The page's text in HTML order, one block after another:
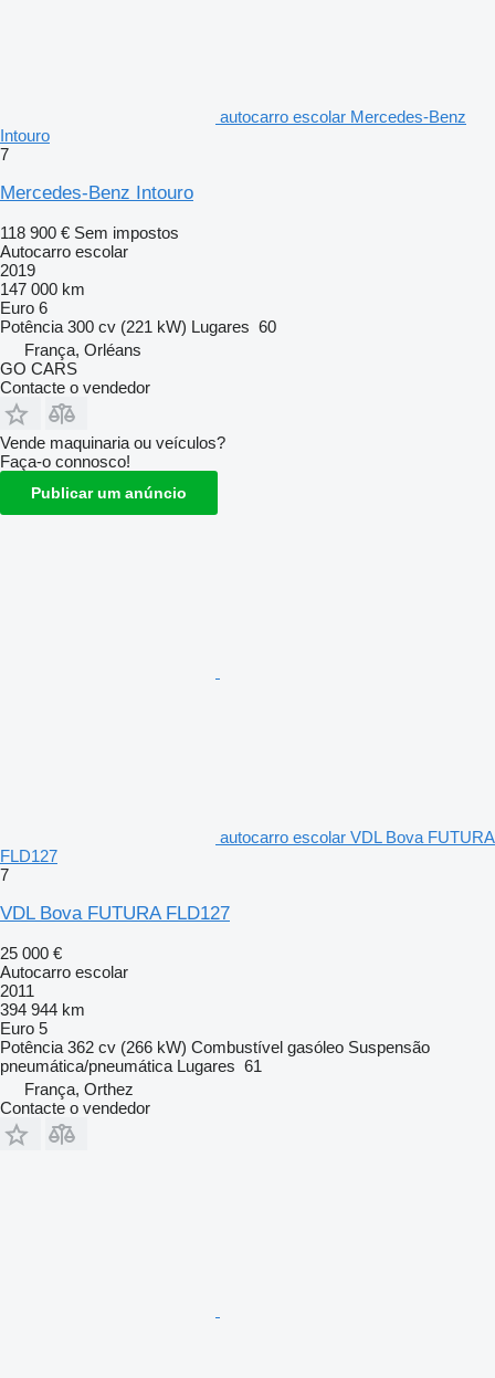
autocarro escolar Mercedes-Benz
Intouro
7
Mercedes-Benz Intouro
118 900 € Sem impostos
Autocarro escolar
2019
147 000 km
Euro 6
Potência 300 cv (221 kW) Lugares 60
França, Orléans
GO CARS
Contacte o vendedor
Vende maquinaria ou veículos?
Faça-o connosco!
Publicar um anúncio
autocarro escolar VDL Bova FUTURA
FLD127
7
VDL Bova FUTURA FLD127
25 000 €
Autocarro escolar
2011
394 944 km
Euro 5
Potência 362 cv (266 kW) Combustível gasóleo Suspensão
pneumática/pneumática Lugares 61
França, Orthez
Contacte o vendedor